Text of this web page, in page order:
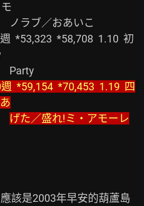
*53,323  *58,708  1.10  初
*59,154  *70,453  1.19  四
げた／盛れ!ミ・アモーレ
該是2003年早安的葫蘆島